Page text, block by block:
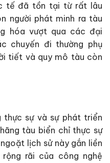
tế đã tồn tại từ rất lâu
người phát minh ra tàu
hóa vượt qua các đại
chuyến đi thường phụ
tiết và quy mô tàu còn
thực sự và sự phát triển
tàu biển chỉ thực sự
lịch sử này gắn liền
rãi của công nghệ